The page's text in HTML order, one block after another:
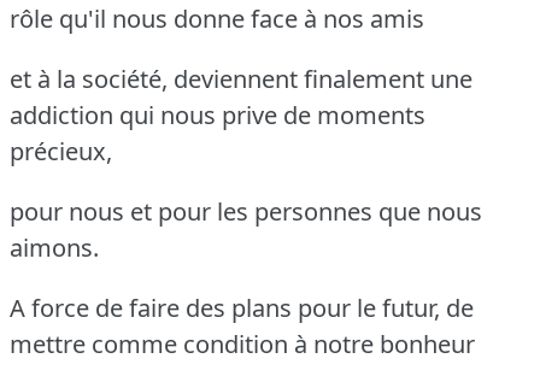
rôle qu'il nous donne face à nos amis
et à la société, deviennent finalement une
addiction qui nous prive de moments
précieux,
pour nous et pour les personnes que nous
aimons.
A force de faire des plans pour le futur, de
mettre comme condition à notre bonheur